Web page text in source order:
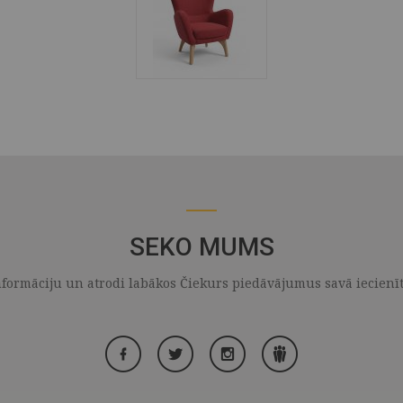
SEKO MUMS
un atrodi labākos Čiekurs piedāvājumus savā